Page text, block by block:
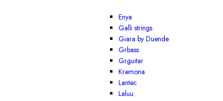
Enya
Galli strings
Giara by Duende
Grbass
Grguitar
Kremona
Lantec
Laluu